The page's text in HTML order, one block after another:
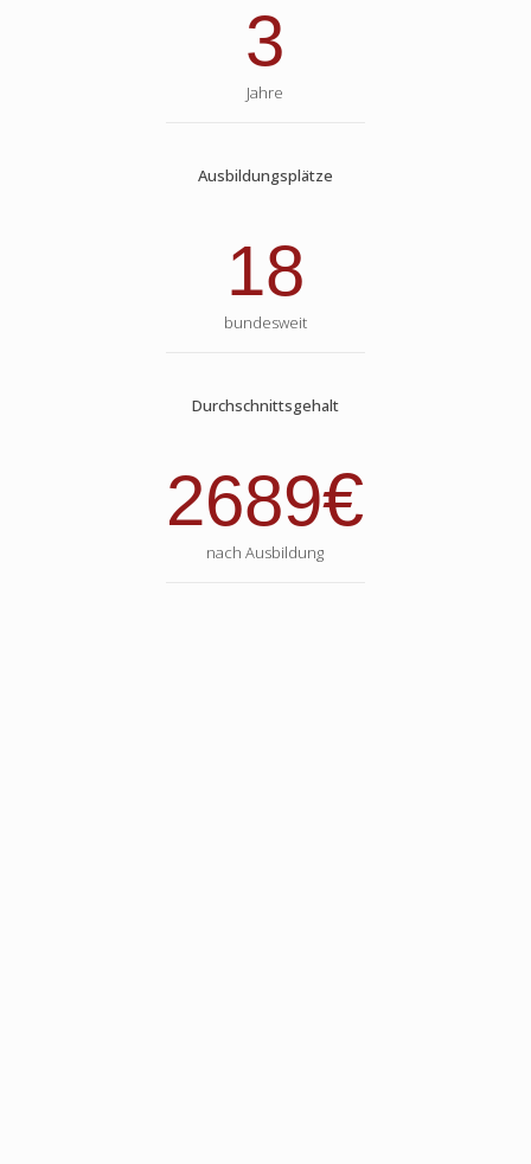
3
Jahre
Ausbildungsplätze
18
bundesweit
Durchschnittsgehalt
2689€
nach Ausbildung